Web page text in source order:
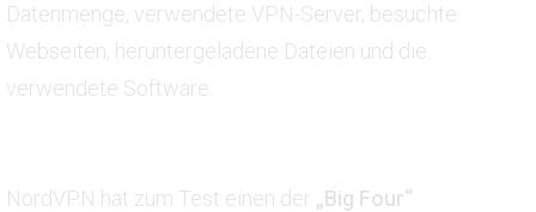
Datenmenge, verwendete VPN-Server, besuchte
Webseiten, heruntergeladene Dateien und die
verwendete Software.
NordVPN hat zum Test einen der „Big Four“